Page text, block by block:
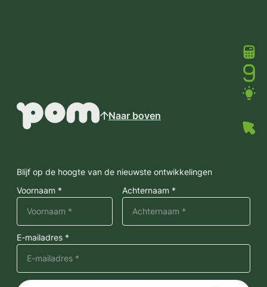
Naar boven
Blijf op de hoogte van de nieuwste ontwikkelingen
Voornaam *
Achternaam *
E-mailadres *